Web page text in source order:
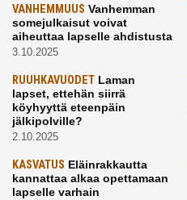
VANHEMMUUS Vanhemman
somejulkaisut voivat
aiheuttaa lapselle ahdistusta
3.10.2025
RUUHKAVUODET Laman
lapset, ettehän siirrä
köyhyyttä eteenpäin
jälkipolville?
2.10.2025
KASVATUS Eläinrakkautta
kannattaa alkaa opettamaan
lapselle varhain